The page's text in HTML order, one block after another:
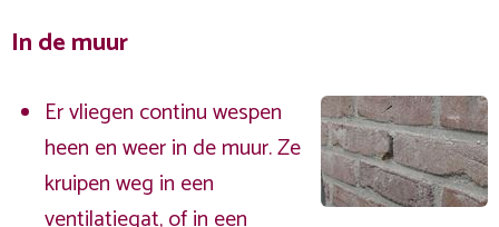
In de muur
Er vliegen continu wespen
heen en weer in de muur. Ze
kruipen weg in een